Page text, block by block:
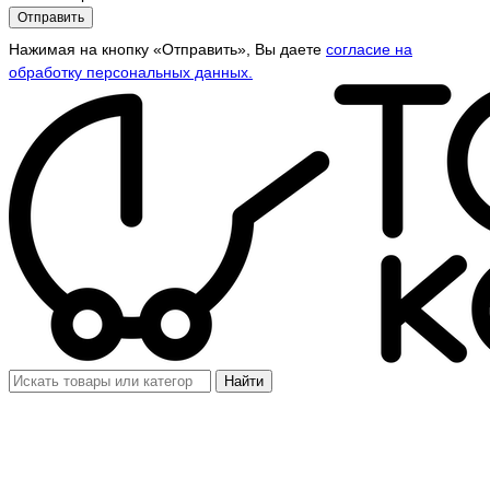
Отправить
Нажимая на кнопку «Отправить», Вы даете согласие на
обработку персональных данных.
Найти